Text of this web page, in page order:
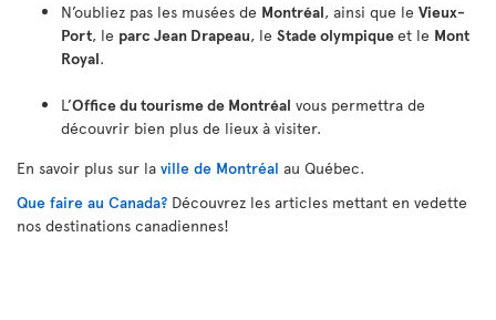
N’oubliez pas les musées de Montréal, ainsi que le Vieux-
Port, le parc Jean Drapeau, le Stade olympiqueet le Mont
Royal.
L’Office du tourisme de Montréal vous permettra de
découvrir bien plus de lieux à visiter.
En savoir plus sur la ville de Montréal au Québec.
Que faire au Canada? Découvrez les articles mettant en vedette
nos destinations canadiennes!